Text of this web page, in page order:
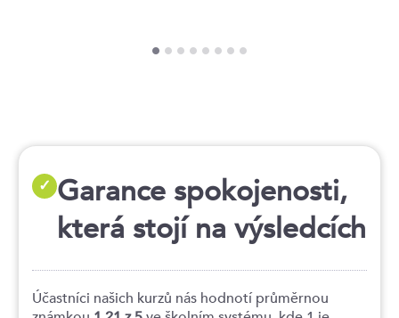
✓ Garance spokojenosti,
která stojí na výsledcích
Účastníci našich kurzů nás hodnotí průměrnou